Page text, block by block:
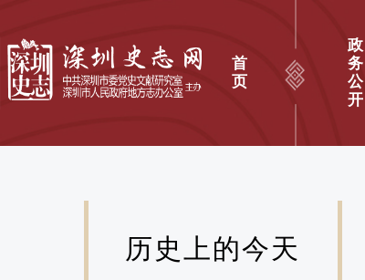
首
页
政
务
公
开
历史上的今天